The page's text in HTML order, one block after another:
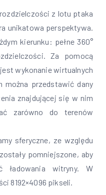
z lotu ptaka
unikatowa perspektywa.
kierunku: pełne 360°
Za pomocą
wykonanie wirtualnych
można przedstawić dany
znajdującej się w nim
zarówno do terenów
sferyczne, ze względu
pomniejszone, aby
ładowania witryny. W
8192×4096 pikseli.